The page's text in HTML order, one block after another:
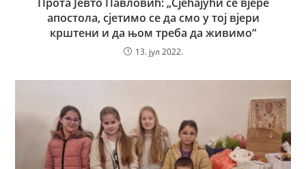
апостола, сјетимо се да смо у тој вјери
крштени и да њом треба да живимо“
13. јул 2022.